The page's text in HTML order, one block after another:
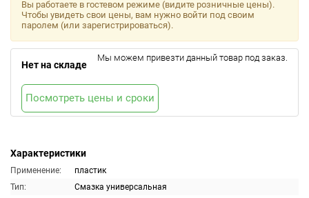
Характеристики
Применение:
пластик
Тип:
Смазка универсальная
Вы работаете в гостевом режиме (видите розничные цены).
Чтобы увидеть свои цены, вам нужно войти под своим
паролем (или зарегистрироваться).
Нет на складе
Мы можем привезти данный товар под заказ.
Посмотреть цены и сроки